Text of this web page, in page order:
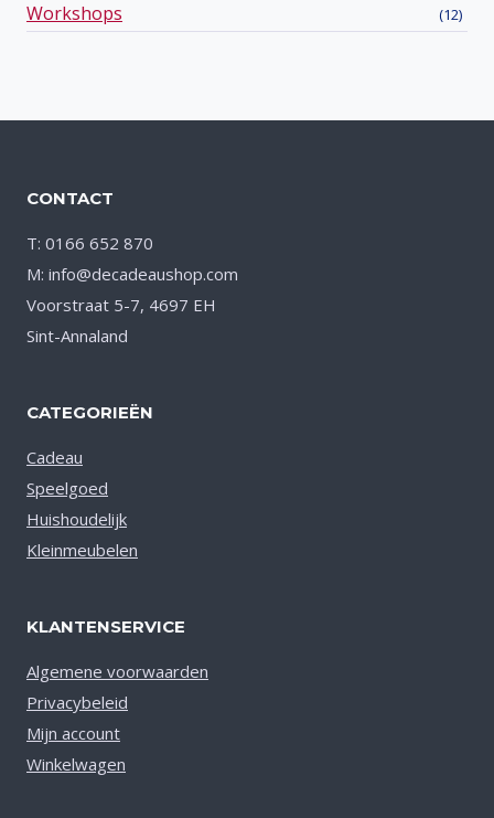
Workshops (12)
CONTACT
T: 0166 652 870
M: info@decadeaushop.com
Voorstraat 5-7, 4697 EH
Sint-Annaland
CATEGORIEËN
Cadeau
Speelgoed
Huishoudelijk
Kleinmeubelen
KLANTENSERVICE
Algemene voorwaarden
Privacybeleid
Mijn account
Winkelwagen